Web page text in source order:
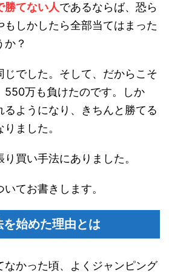
勝てない人であるならば、恐ら
もしかしたら全部当てはまった
？
じでした。そして、だからこそ
550万も負けたのです。しか
るようになり、きちんと勝てる
ました。
買い手法にありました。
てお書きします。
始めた理由とは
なかった頃、よくジャンピング